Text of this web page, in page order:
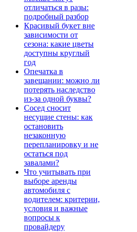
отличаться в разы:
подробный разбор
Красивый букет вне
зависимости от
сезона: какие цветы
доступны круглый
год
Опечатка в
завещании: можно ли
потерять наследство
из-за одной буквы?
Сосед сносит
несущие стены: как
остановить
незаконную
перепланировку и не
остаться под
завалами?
Что учитывать при
выборе аренды
автомобиля с
водителем: критерии,
условия и важные
вопросы к
провайдеру